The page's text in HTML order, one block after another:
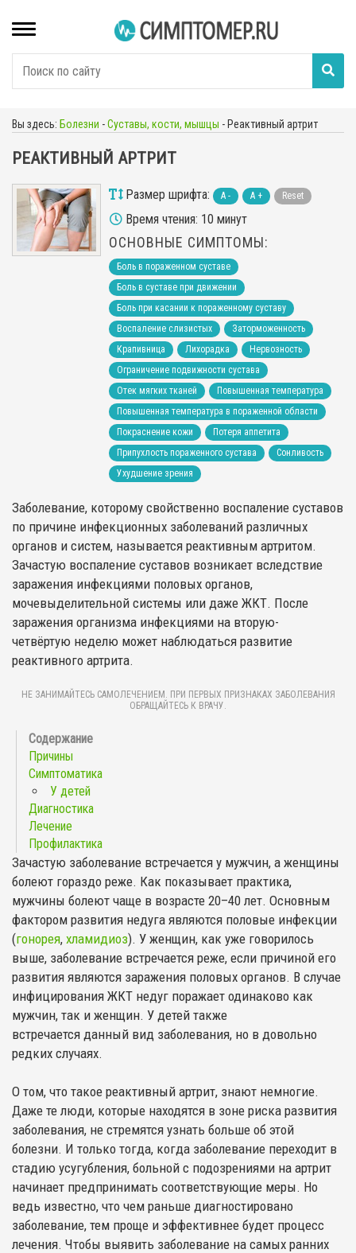
Вы здесь: Болезни -Суставы, кости, мышцы - Реактивный артрит
РЕАКТИВНЫЙ АРТРИТ
Размер шрифта: A - A + Reset
Время чтения: 10 минут
ОСНОВНЫЕ СИМПТОМЫ:
Боль в пораженном суставе
Боль в суставе при движении
Боль при касании к пораженному суставу
Воспаление слизистых
Заторможенность
Крапивница
Лихорадка
Нервозность
Ограничение подвижности сустава
Отек мягких тканей
Повышенная температура
Повышенная температура в пораженной области
Покраснение кожи
Потеря аппетита
Припухлость пораженного сустава
Сонливость
Ухудшение зрения
Заболевание, которому свойственно воспаление суставов
по причине инфекционных заболеваний различных
органов и систем, называется реактивным артритом.
Зачастую воспаление суставов возникает вследствие
заражения инфекциями половых органов,
мочевыделительной системы или даже ЖКТ. После
заражения организма инфекциями на вторую-
четвёртую неделю может наблюдаться развитие
реактивного артрита.
НЕ ЗАНИМАЙТЕСЬ САМОЛЕЧЕНИЕМ. ПРИ ПЕРВЫХ ПРИЗНАКАХ ЗАБОЛЕВАНИЯ
ОБРАЩАЙТЕСЬ К ВРАЧУ.
Причины
Симптоматика
У детей
Диагностика
Лечение
Профилактика
Зачастую заболевание встречается у мужчин, а женщины
болеют гораздо реже. Как показывает практика,
мужчины болеют чаще в возрасте 20–40 лет. Основным
фактором развития недуга являются половые инфекции
(гонорея, хламидиоз). У женщин, как уже говорилось
выше, заболевание встречается реже, если причиной его
развития являются заражения половых органов. В случае
инфицирования ЖКТ недуг поражает одинаково как
мужчин, так и женщин. У детей также
встречается данный вид заболевания, но в довольно
редких случаях.
О том, что такое реактивный артрит, знают немногие.
Даже те люди, которые находятся в зоне риска развития
заболевания, не стремятся узнать больше об этой
болезни. И только тогда, когда заболевание переходит в
стадию усугубления, больной с подозрениями на артрит
начинает предпринимать соответствующие меры. Но
ведь известно, что чем раньше диагностировано
заболевание, тем проще и эффективнее будет процесс
лечения. Чтобы выявить заболевание на самых ранних